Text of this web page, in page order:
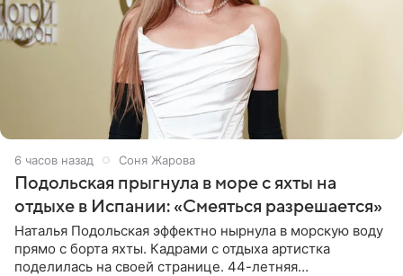
6 часов назад Соня Жарова
Подольская прыгнула в море с яхты на
отдыхе в Испании: «Смеяться разрешается»
Наталья Подольская эффектно нырнула в морскую воду
прямо с борта яхты. Кадрами с отдыха артистка
поделилась на своей странице. 44-летняя